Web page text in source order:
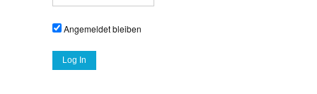
Angemeldet bleiben